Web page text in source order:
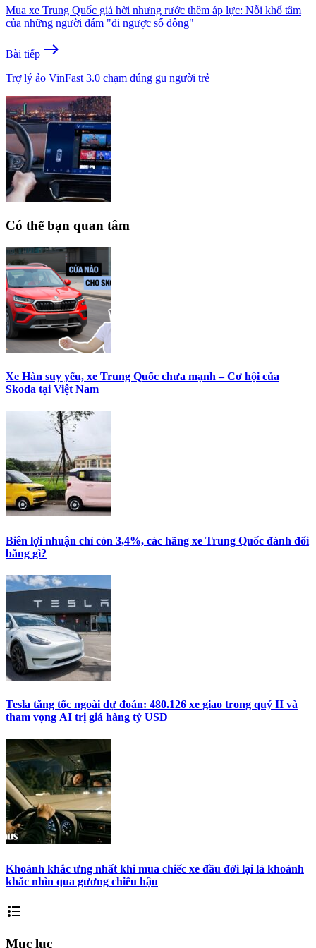
Mua xe Trung Quốc giá hời nhưng rước thêm áp lực: Nỗi khổ tâm
của những người dám "đi ngược số đông"
Bài tiếp east
Trợ lý ảo VinFast 3.0 chạm đúng gu người trẻ
Có thể bạn quan tâm
Xe Hàn suy yếu, xe Trung Quốc chưa mạnh – Cơ hội của
Skoda tại Việt Nam
Biên lợi nhuận chỉ còn 3,4%, các hãng xe Trung Quốc đánh đổi
bằng gì?
Tesla tăng tốc ngoài dự đoán: 480.126 xe giao trong quý II và
tham vọng AI trị giá hàng tỷ USD
Khoảnh khắc ưng nhất khi mua chiếc xe đầu đời lại là khoảnh
khắc nhìn qua gương chiếu hậu
format_list_bulleted
Mục lục